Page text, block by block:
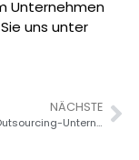
Unternehmen
uns unter
NÄCHSTE
Die besten Outsourcing-Unternehmen für das Gesundheitswesen in den USA (Vergleich 2026)